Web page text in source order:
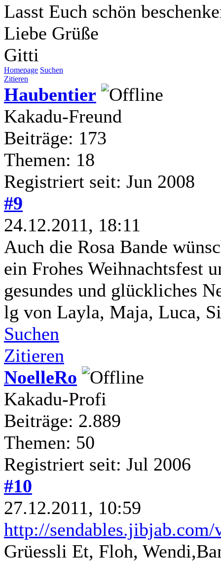
Lasst Euch schön
Liebe Grüße
Gitti
Homepage Suchen
Zitieren
Haubentier
Kakadu-Freund
Beiträge: 173
Themen: 18
Registriert seit: Jun 2008
#9
24.12.2011, 18:11
Auch die Rosa Bande
ein Frohes Weihnachtsfest
gesundes und glückliches
lg von Layla, Maja, Luca,
Suchen
Zitieren
NoelleRo
Kakadu-Profi
Beiträge: 2.889
Themen: 50
Registriert seit: Jul 2006
#10
27.12.2011, 10:59
http://
Grüessli Et, Floh,